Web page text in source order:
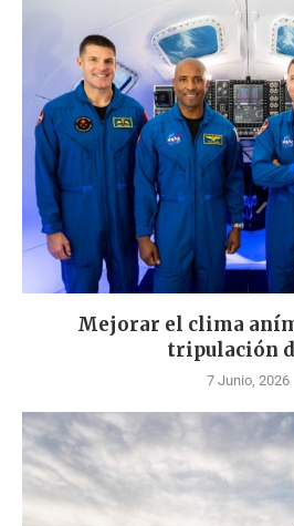
Mejorar el clima
tripulación
7 Junio, 2026